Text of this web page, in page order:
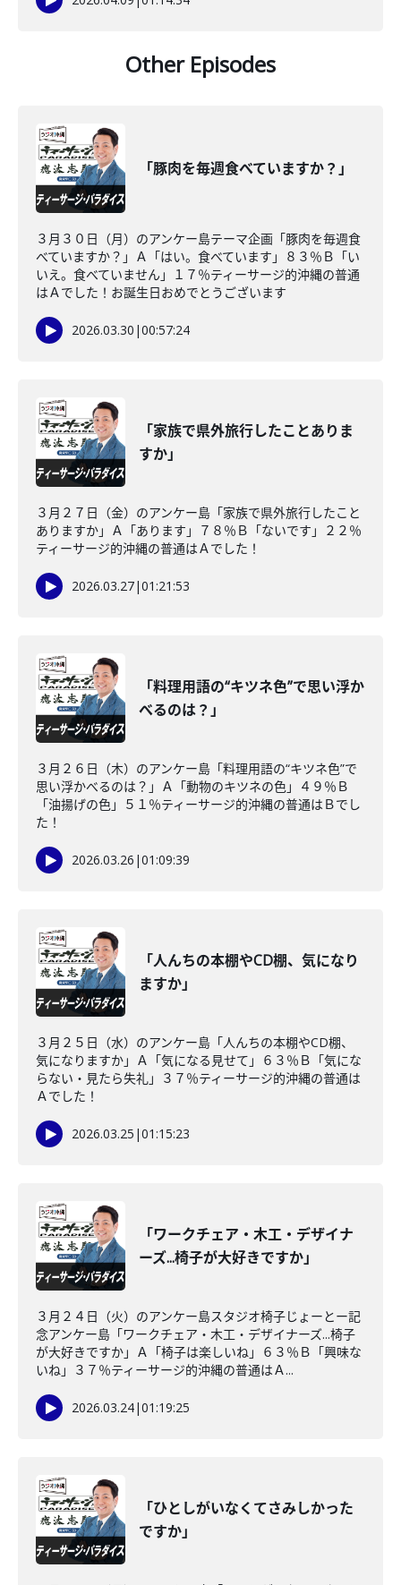
Other Episodes
「豚肉を毎週食べていますか？」
３月３０日（月）のアンケー島テーマ企画「豚肉を毎週食
べていますか？」Ａ「はい。食べています」８３％Ｂ「い
いえ。食べていません」１７％ティーサージ的沖縄の普通
はＡでした！お誕生日おめでとうございます
2026.03.30 |00:57:24
「家族で県外旅行したことありま
すか」
３月２７日（金）のアンケー島「家族で県外旅行したこと
ありますか」Ａ「あります」７８％Ｂ「ないです」２２％
ティーサージ的沖縄の普通はＡでした！
2026.03.27|01:21:53
「料理用語の“キツネ色”で思い浮か
べるのは？」
３月２６日（木）のアンケー島「料理用語の“キツネ色”で
思い浮かべるのは？」Ａ「動物のキツネの色」４９％Ｂ
「油揚げの色」５１％ティーサージ的沖縄の普通はＢでし
た！
2026.03.26 |01:09:39
「人んちの本棚やCD棚、気になり
ますか」
３月２５日（水）のアンケー島「人んちの本棚やCD棚、
気になりますか」Ａ「気になる見せて」６３％Ｂ「気にな
らない・見たら失礼」３７％ティーサージ的沖縄の普通は
Ａでした！
2026.03.25 |01:15:23
「ワークチェア・木工・デザイナ
ーズ...椅子が大好きですか」
３月２４日（火）のアンケー島スタジオ椅子じょーとー記
念アンケー島「ワークチェア・木工・デザイナーズ...椅子
が大好きですか」Ａ「椅子は楽しいね」６３％Ｂ「興味な
いね」３７％ティーサージ的沖縄の普通はＡ...
2026.03.24|01:19:25
「ひとしがいなくてさみしかった
ですか」